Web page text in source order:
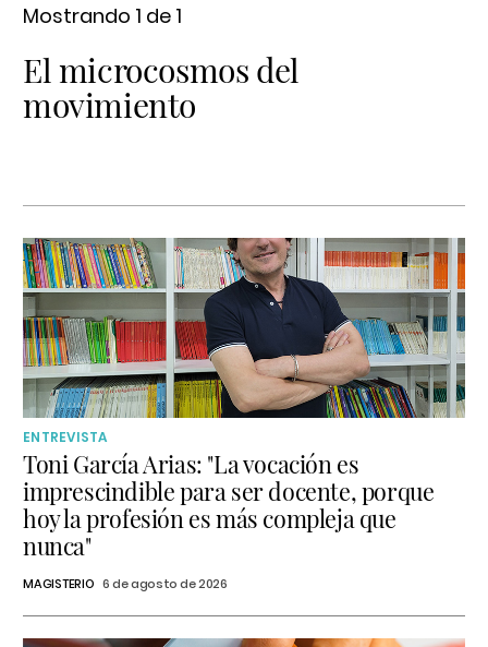
Mostrando 1 de 1
El microcosmos del
movimiento
ENTREVISTA
Toni García Arias: "La vocación es
imprescindible para ser docente, porque
hoy la profesión es más compleja que
nunca"
MAGISTERIO 6 de agosto de 2026